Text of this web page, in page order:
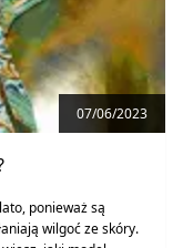
07/06/2023
ponieważ są
wilgoć ze skóry.